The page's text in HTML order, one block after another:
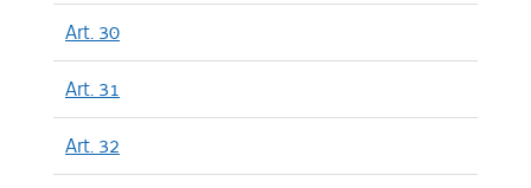
Art. 30
Art. 31
Art. 32